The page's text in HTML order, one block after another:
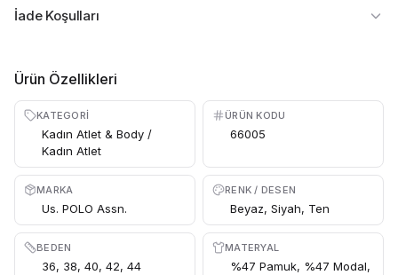
İade Koşulları
Ürün Özellikleri
KATEGORI
Kadın Atlet & Body /
Kadın Atlet
ÜRÜN KODU
66005
MARKA
Us. POLO Assn.
RENK / DESEN
Beyaz, Siyah, Ten
BEDEN
36, 38, 40, 42, 44
MATERYAL
%47 Pamuk, %47 Modal,